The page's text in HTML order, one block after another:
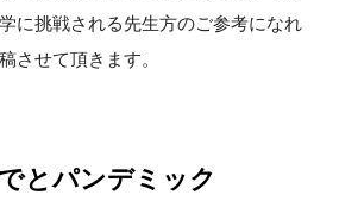
に挑戦される先生方のご参考になれ
させて頂きます。
とパンデミック